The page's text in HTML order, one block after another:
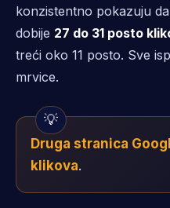
konzistentno pokazuju
dobije 27 do 31 posto
treći oko 11 posto. Sve
mrvice.
Druga stranica
klikova.